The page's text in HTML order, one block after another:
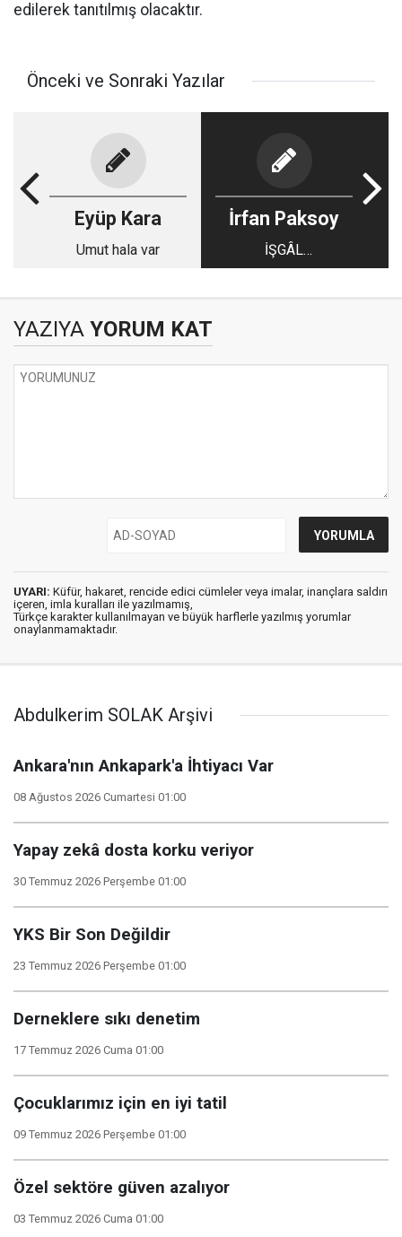
edilerek tanıtılmış olacaktır.
Önceki ve Sonraki Yazılar
Eyüp Kara
Umut hala var
İrfan Paksoy
İŞGÂL
SONRASINDAKİ
YAZIYA YORUM KAT
UYARI: Küfür, hakaret, rencide edici cümleler veya imalar, inançlara saldırı
içeren, imla kuralları ile yazılmamış,
Türkçe karakter kullanılmayan ve büyük harflerle yazılmış yorumlar
onaylanmamaktadır.
Abdulkerim SOLAK Arşivi
Ankara'nın Ankapark'a İhtiyacı Var
08 Ağustos 2026 Cumartesi 01:00
Yapay zekâ dosta korku veriyor
30 Temmuz 2026 Perşembe 01:00
YKS Bir Son Değildir
23 Temmuz 2026 Perşembe 01:00
Derneklere sıkı denetim
17 Temmuz 2026 Cuma 01:00
Çocuklarımız için en iyi tatil
09 Temmuz 2026 Perşembe 01:00
Özel sektöre güven azalıyor
03 Temmuz 2026 Cuma 01:00